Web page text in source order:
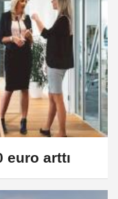
euro arttı